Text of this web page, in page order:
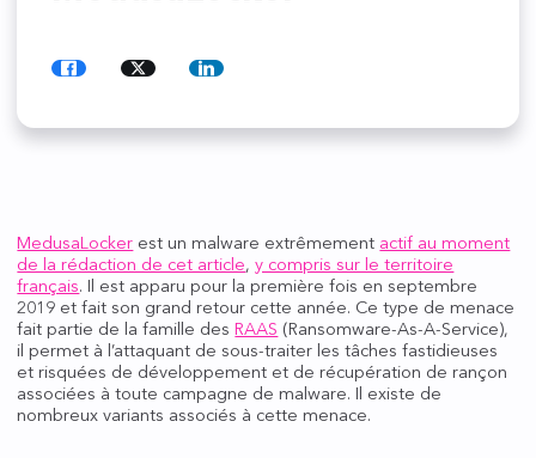
Partager
Partager Partager
MedusaLocker est un malware extrêmement actif au moment
de la rédaction de cet article,y compris sur le territoire
français. Il est apparu pour la première fois en septembre
2019 et fait son grand retour cette année. Ce type de menace
fait partie de la famille desRAAS (Ransomware-As-A-Service),
il permet à l’attaquant de sous-traiter les tâches fastidieuses
et risquées de développement et de récupération de rançon
associées à toute campagne de malware. Il existe de
nombreux variants associés à cette menace.